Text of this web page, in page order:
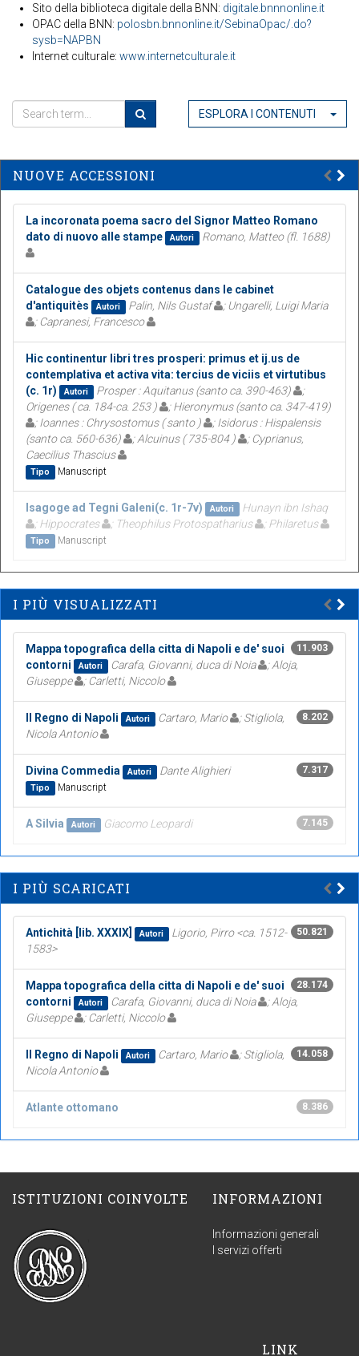
Sito della biblioteca digitale della BNN: digitale.bnnnonline.it
OPAC della BNN: polosbn.bnnonline.it/SebinaOpac/.do?
sysb=NAPBN
Internet culturale: www.internetculturale.it
ESPLORA I CONTENUTI
NUOVE ACCESSIONI
La incoronata poema sacro del Signor Matteo Romano
dato di nuovo alle stampe
Autori Romano, Matteo (fl. 1688)
Catalogue des objets contenus dans le cabinet
d'antiquitès
Autori Palin, Nils Gustaf
; Ungarelli, Luigi Maria
; Capranesi, Francesco
Hic continentur libri tres prosperi: primus et ij.us de
contemplativa et activa vita: tercius de viciis et virtutibus
(c. 1r)
Autori Prosper : Aquitanus (santo ca. 390-463)
;
Origenes ( ca. 184-ca. 253 )
; Hieronymus (santo ca. 347-419)
; Ioannes : Chrysostomus ( santo )
; Isidorus : Hispalensis
(santo ca. 560-636)
; Alcuinus ( 735-804 )
; Cyprianus,
Caecilius Thascius
Tipo Manuscript
Isagoge ad Tegni Galeni(c. 1r-7v) Autori
Hunayn ibn Ishaq
; Hippocrates
; Theophilus Protospatharius ; Philaretus
Tipo Manuscript
I PIÙ VISUALIZZATI
11.903
Mappa topografica della citta di Napoli e de' suoi
contorni
Autori Carafa, Giovanni, duca di Noia
; Aloja,
Giuseppe
; Carletti, Niccolo
8.202
Il Regno di Napoli Autori Cartaro, Mario
; Stigliola,
Nicola Antonio
7.317
Divina Commedia Autori Dante Alighieri
Tipo Manuscript
7.145
A Silvia Autori Giacomo Leopardi
I PIÙ SCARICATI
50.821
Antichità [lib. XXXIX] Autori
Ligorio, Pirro <ca. 1512-
1583>
28.174
Mappa topografica della citta di Napoli e de' suoi
contorni
Autori Carafa, Giovanni, duca di Noia
; Aloja,
Giuseppe
; Carletti, Niccolo
14.058
Il Regno di Napoli Autori Cartaro, Mario
; Stigliola,
Nicola Antonio
8.386
Atlante ottomano
ISTITUZIONI COINVOLTE INFORMAZIONI
Informazioni generali
I servizi offerti
LINK